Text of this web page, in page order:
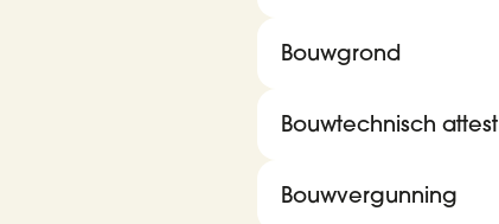
Bouwgrond
Bouwtechnisch attest
Bouwvergunning